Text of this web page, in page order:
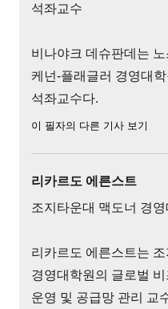
석좌교수
비나야크 데슈판데는
케넌-플래글러 경영대
석좌교수다.
이 필자의 다른 기사 보기
리카르도 에른스트
조지타운대 맥도너 경
리카르도 에른스트는
경영대학원의 글로벌
운영 및 공급망 관리 교